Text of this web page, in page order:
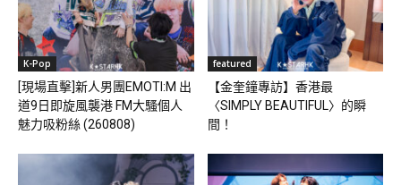
K-Pop
[現場直擊]新人男團EMOTI:M 出
道9日即旋風襲港 FM大騷個人
魅力吸粉絲 (260808)
featured
【金奎鐘專訪】香港最
〈SIMPLY BEAUTIFUL〉的瞬
間！